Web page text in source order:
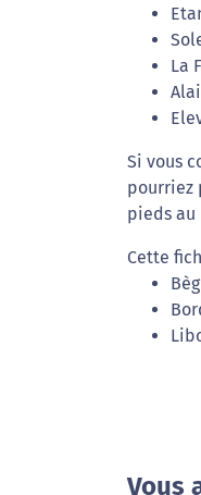
La
Si vous
pourriez
pieds au
Cette
Vous